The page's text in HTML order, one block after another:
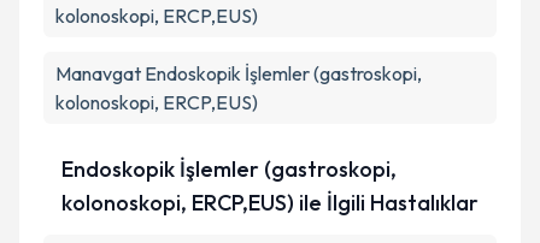
kolonoskopi, ERCP,EUS)
Manavgat Endoskopik İşlemler (gastroskopi,
kolonoskopi, ERCP,EUS)
Endoskopik İşlemler (gastroskopi,
kolonoskopi, ERCP,EUS) ile İlgili Hastalıklar